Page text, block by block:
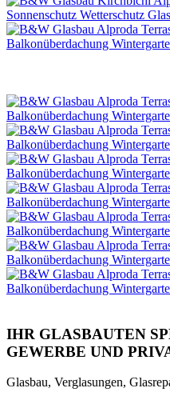
IHR GLASBAUTEN
GEWERBE UND
Glasbau, Verglasungen,